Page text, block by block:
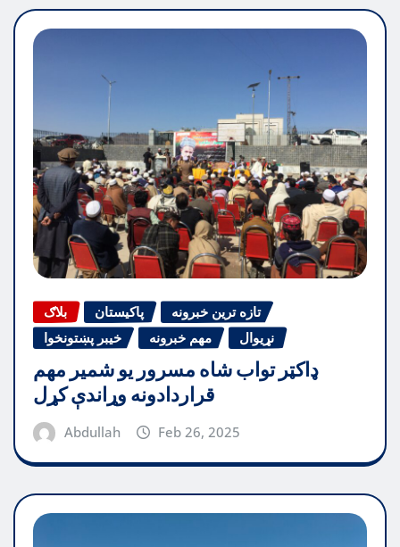
بلاګ پاکیستان
تازه ترین خبرونه
خیبر پښتونخوا
مهم خبرونه نړیوال
ډاکټر تواب شاه مسرور یو شمیر مهم
قراردادونه وړاندې کړل
Abdullah Feb 26, 2025